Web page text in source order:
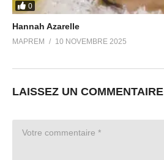
0
Hannah Azarelle
MAPREM 10 NOVEMBRE 2025
LAISSEZ UN COMMENTAIRE